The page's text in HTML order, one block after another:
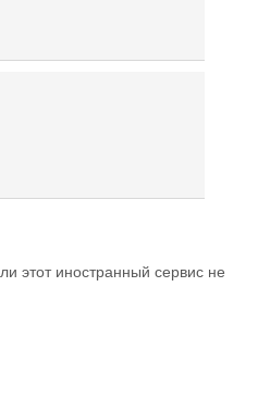
этот иностранный сервис не